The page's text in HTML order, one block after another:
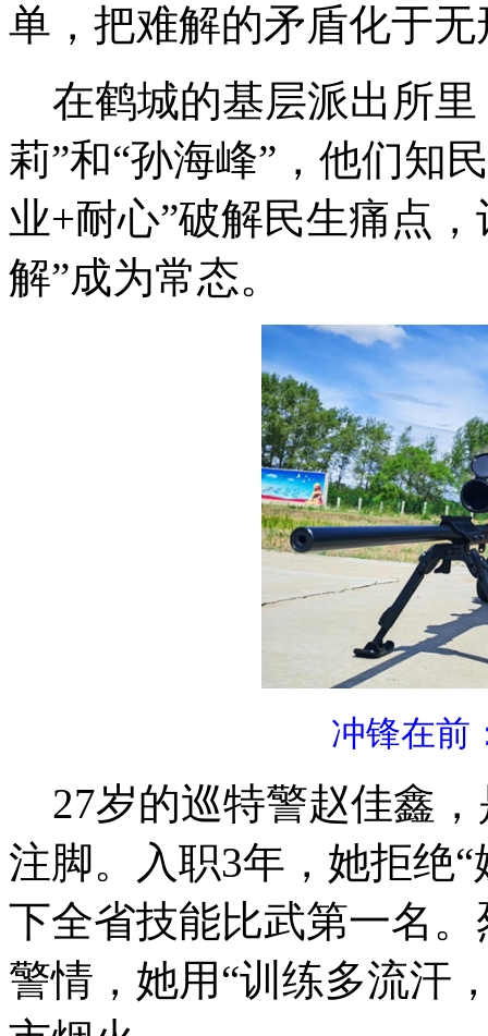
单，把难解的矛盾化于无
在鹤城的基层派出所里
莉”和“孙海峰”，他们知
业+耐心”破解民生痛点
解”成为常态。
冲锋在前
27岁的巡特警赵佳鑫，
注脚。入职3年，她拒绝
下全省技能比武第一名
警情，她用“训练多流汗